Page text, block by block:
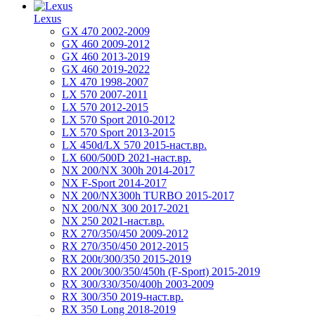
Lexus
GX 470 2002-2009
GX 460 2009-2012
GX 460 2013-2019
GX 460 2019-2022
LX 470 1998-2007
LX 570 2007-2011
LX 570 2012-2015
LX 570 Sport 2010-2012
LX 570 Sport 2013-2015
LX 450d/LX 570 2015-наст.вр.
LX 600/500D 2021-наст.вр.
NX 200/NX 300h 2014-2017
NX F-Sport 2014-2017
NX 200/NX300h TURBO 2015-2017
NX 200/NX 300 2017-2021
NX 250 2021-наст.вр.
RX 270/350/450 2009-2012
RX 270/350/450 2012-2015
RX 200t/300/350 2015-2019
RX 200t/300/350/450h (F-Sport) 2015-2019
RX 300/330/350/400h 2003-2009
RX 300/350 2019-наст.вр.
RX 350 Long 2018-2019